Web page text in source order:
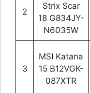
2
Strix Scar
18 G834JY-
N6035W
3
MSI Katana
15 B12VGK-
087XTR